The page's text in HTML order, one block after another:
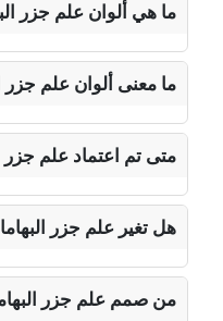
ما هي ألوان علم جزر
ما معنى ألوان علم جزر
متى تم اعتماد علم جزر
هل تغير علم جزر البهاما
من صمم علم جزر